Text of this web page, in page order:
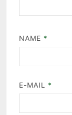
NAME *
E-MAIL *